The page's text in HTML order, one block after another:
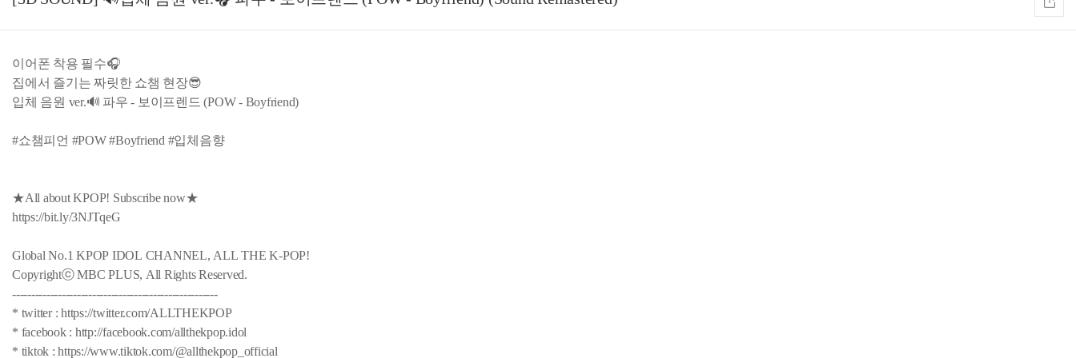
이어폰 착용 필수🎧
집에서 즐기는 짜릿한 쇼챔 현장😎
입체 음원 ver.🔊 파우 - 보이프렌드 (POW - Boyfriend)
#쇼챔피언 #POW #Boyfriend #입체음향
★All about KPOP! Subscribe now★
https://bit.ly/3NJTqeG
Global No.1 KPOP IDOL CHANNEL, ALL THE K-POP!
Copyrightⓒ MBC PLUS, All Rights Reserved.
------------------------------------------------------
* twitter : https://twitter.com/ALLTHEKPOP
* facebook : http://facebook.com/allthekpop.idol
* tiktok : https://www.tiktok.com/@allthekpop_official